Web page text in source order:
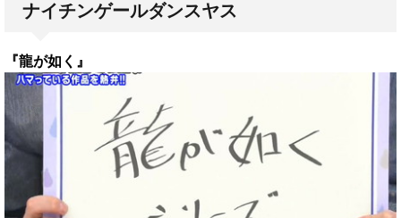
ナイチンゲールダンスヤス
『龍が如く』